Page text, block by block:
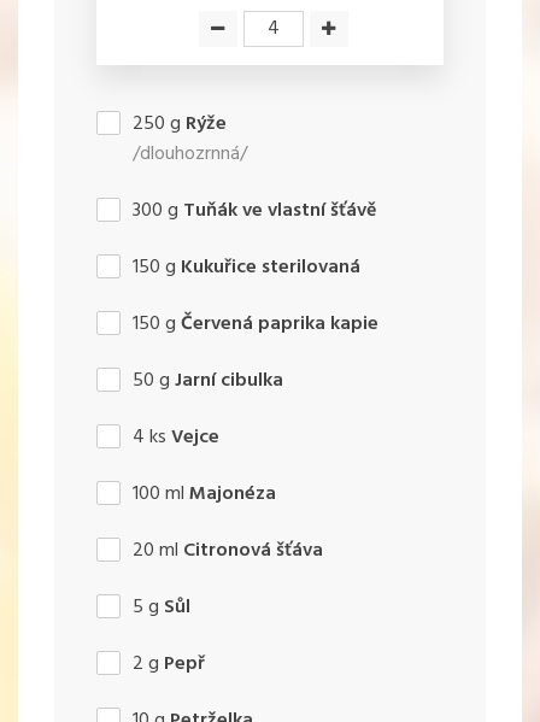
250g Rýže
/dlouhozrnná/
300g Tuňák ve vlastní šťávě
150g Kukuřice sterilovaná
150gČervená paprika kapie
50gJarní cibulka
4ksVejce
100mlMajonéza
20ml Citronová šťáva
5g Sůl
2g Pepř